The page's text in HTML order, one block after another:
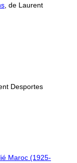
, de Laurent
Desportes
Maroc (1925-